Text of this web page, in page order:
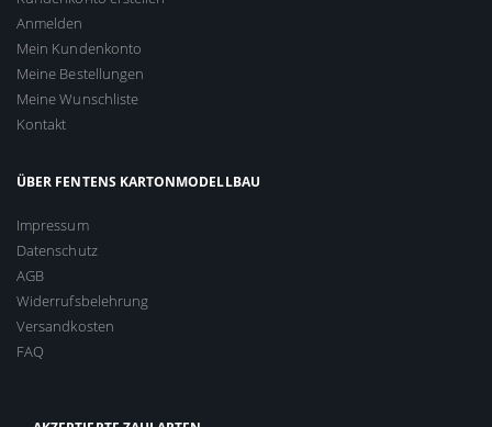
Anmelden
Mein Kundenkonto
Meine Bestellungen
Meine Wunschliste
Kontakt
ÜBER FENTENS KARTONMODELLBAU
Impressum
Datenschutz
AGB
Widerrufsbelehrung
Versandkosten
FAQ